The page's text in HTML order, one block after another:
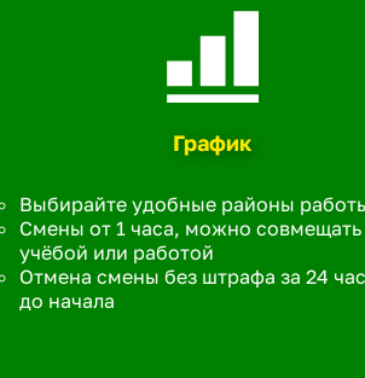
График
Выбирайте удобные районы
Смены от 1 часа, можно совмещать
учёбой или работой
Отмена смены без штрафа за 24
до начала